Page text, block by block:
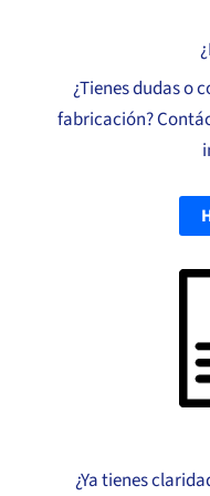
¿Tienes dudas o
fabricación?
¿Ya tienes